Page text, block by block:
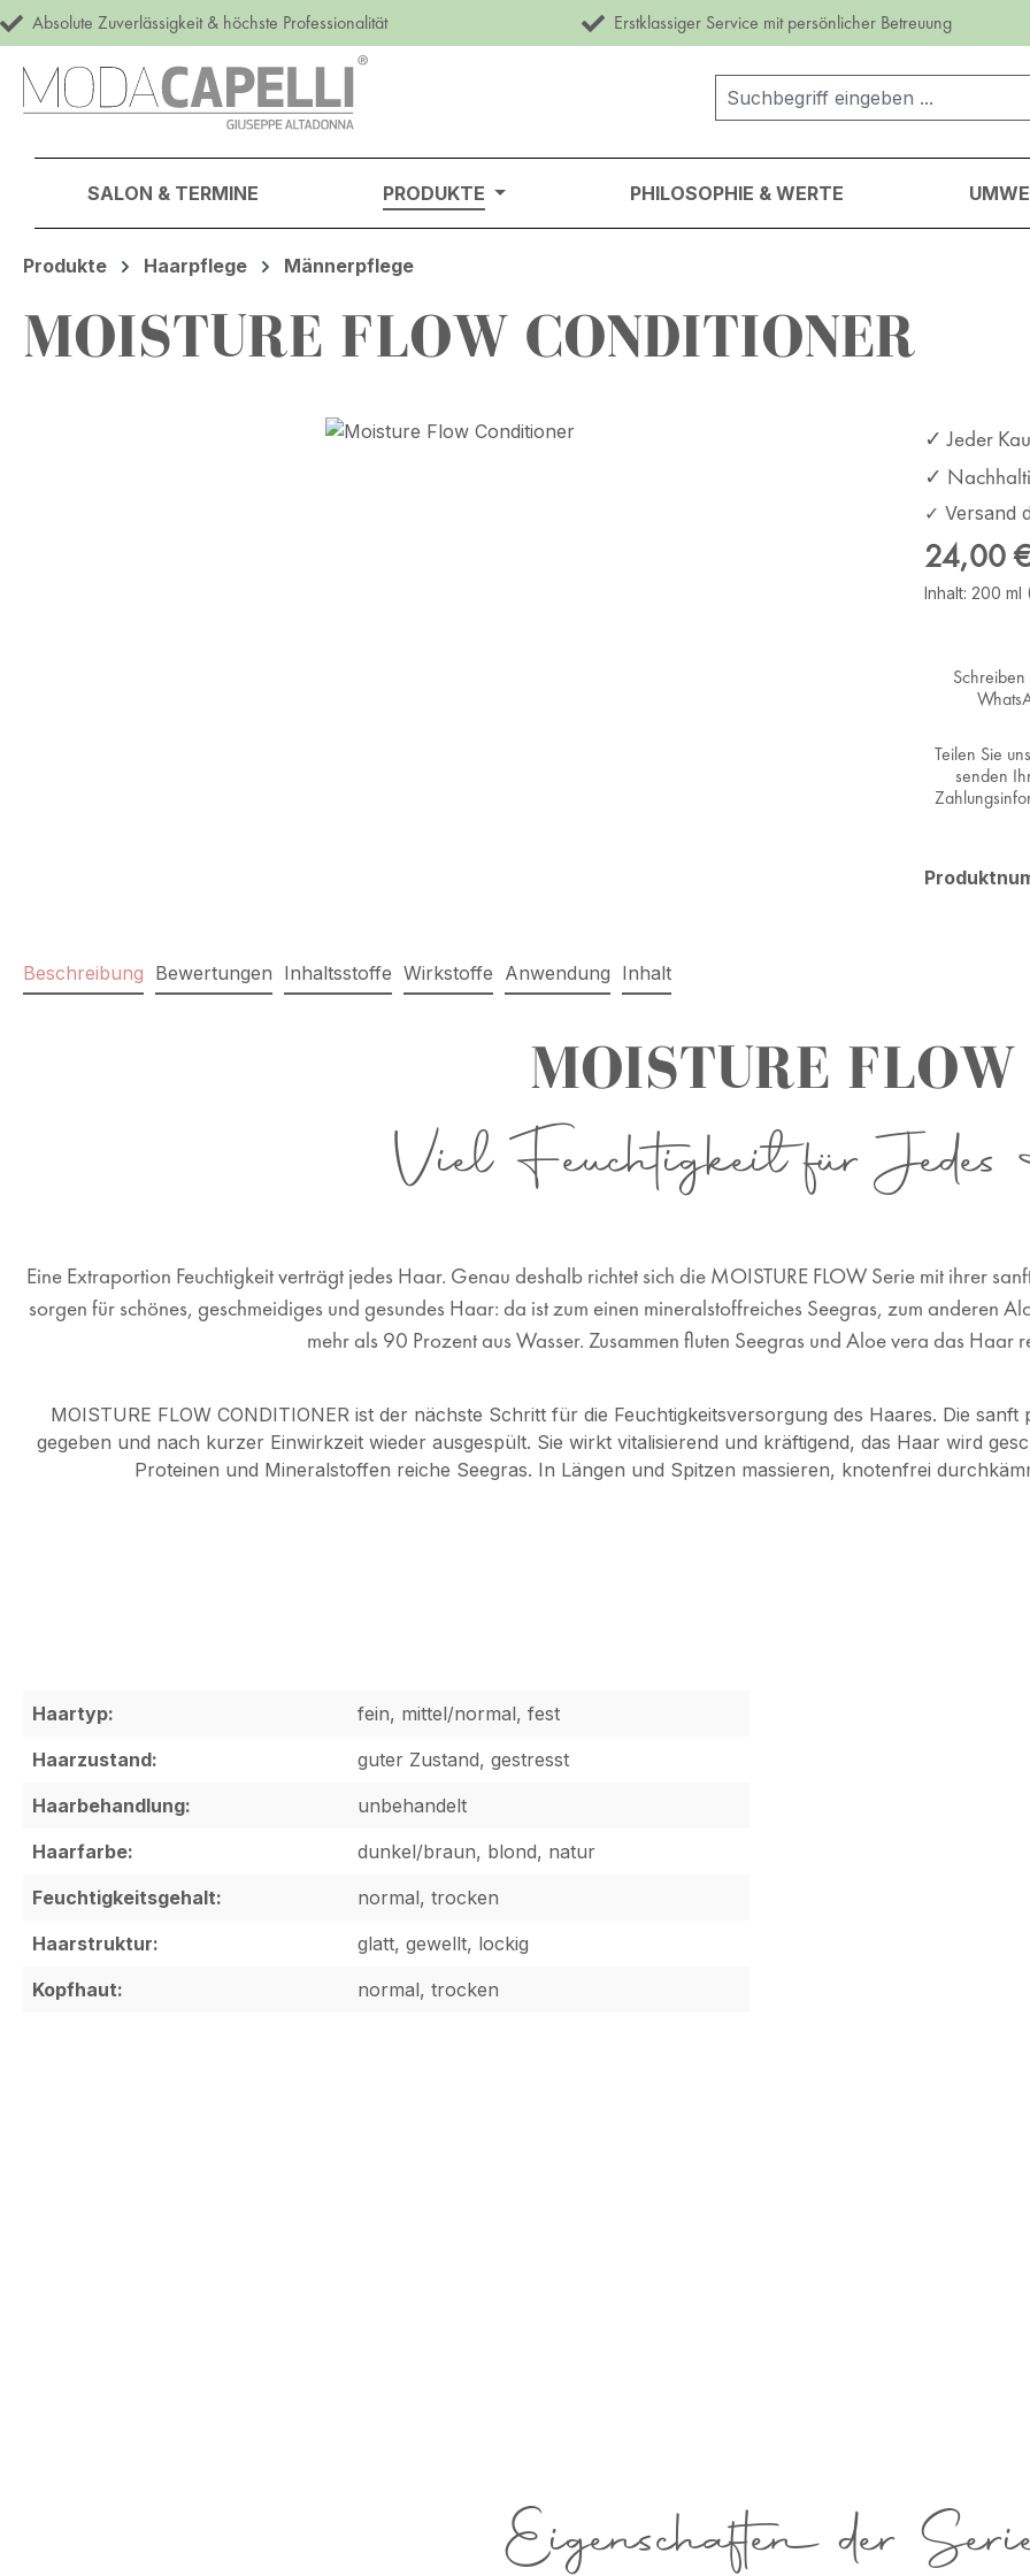
Hauptinhalt springen
Zur Suche springen
Zur Hauptnavigation springen
Absolute Zuverlässigkeit & höchste Professionalität Erstklassiger Service mit persönlicher Betreuung
SALON & TERMINE PRODUKTE PHILOSOPHIE & WERTE
Produkte Haarpflege Männerpflege
MOISTURE FLOW CONDITIONER
✓ Jeder
✓
✓ Versand
Regulärer
24,00
Inhalt: 200 ml
Teilen Sie
senden
Beschreibung Bewertungen Inhaltsstoffe Wirkstoffe Anwendung Inhalt
MOISTURE FLOW
Viel Feuchtigkeit für
Eine Extraportion Feuchtigkeit verträgt jedes Haar. Genau deshalb richtet sich die MOISTURE FLOW Serie mit ihrer
sorgen für schönes, geschmeidiges und gesundes Haar: da ist zum einen mineralstoffreiches Seegras, zum anderen
mehr als 90 Prozent aus Wasser. Zusammen fluten Seegras und Aloe vera das Haar
MOISTURE FLOW CONDITIONER ist der nächste Schritt für die Feuchtigkeitsversorgung des Haares. Die
gegeben und nach kurzer Einwirkzeit wieder ausgespült. Sie wirkt vitalisierend und kräftigend, das Haar wird
Proteinen und Mineralstoffen reiche Seegras. In Längen und Spitzen massieren, knotenfrei
Haartyp:
fein, mittel/normal, fest
Haarzustand:
guter Zustand, gestresst
Haarbehandlung:
unbehandelt
Haarfarbe:
dunkel/braun, blond, natur
Feuchtigkeitsgehalt:
normal, trocken
Haarstruktur:
glatt, gewellt, lockig
Kopfhaut:
normal, trocken
Eigenschaften der